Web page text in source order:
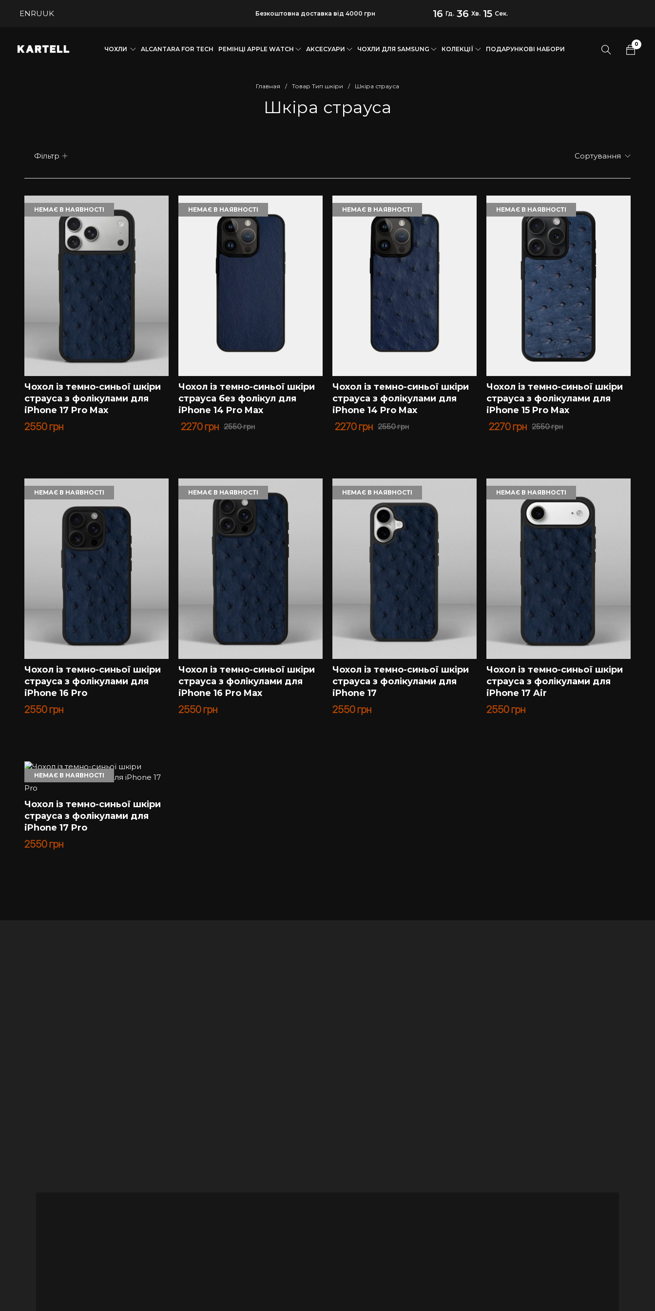
ENRUUK Безкоштовна доставка від 4000 грн 16 Гд. 36 Хв. 14 Сек.
ЧОХЛИ ALCANTARA FOR TECH РЕМІНЦІ APPLE WATCH АКСЕСУАРИ ЧОХЛИ ДЛЯ SAMSUNG КОЛЕКЦІЇ ПОДАРУНКОВІ НАБОРИ
0
Шкіра страуса
Главная / Товар Тип шкіри / Шкіра страуса
Фільтр Сортування
НЕМАЄ В НАЯВНОСТІ
Чохол із темно-синьої шкіри
страуса з фолікулами для
iPhone 17 Pro Max
2550грн
НЕМАЄ В НАЯВНОСТІ
Чохол із темно-синьої шкіри
страуса без фолікул для
iPhone 14 Pro Max
2550грн
2270грн
НЕМАЄ В НАЯВНОСТІ
Чохол із темно-синьої шкіри
страуса з фолікулами для
iPhone 14 Pro Max
2550грн
2270грн
НЕМАЄ В НАЯВНОСТІ
Чохол із темно-синьої шкіри
страуса з фолікулами для
iPhone 15 Pro Max
2550грн
2270грн
НЕМАЄ В НАЯВНОСТІ
Чохол із темно-синьої шкіри
страуса з фолікулами для
iPhone 16 Pro
2550грн
НЕМАЄ В НАЯВНОСТІ
Чохол із темно-синьої шкіри
страуса з фолікулами для
iPhone 16 Pro Max
2550грн
НЕМАЄ В НАЯВНОСТІ
Чохол із темно-синьої шкіри
страуса з фолікулами для
iPhone 17
2550грн
НЕМАЄ В НАЯВНОСТІ
Чохол із темно-синьої шкіри
страуса з фолікулами для
iPhone 17 Air
2550грн
НЕМАЄ В НАЯВНОСТІ
Чохол із темно-синьої шкіри
страуса з фолікулами для
iPhone 17 Pro
2550грн